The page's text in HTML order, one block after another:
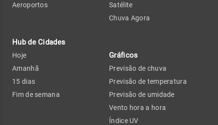
Aeroportos
Hub de Cidades
Hoje
Amanhã
15 dias
Fim de semana
Satélite
Chuva Agora
Gráficos
Previsão de chuva
Previsão de temperatura
Previsão de umidade
Vento hora a hora
Índice UV